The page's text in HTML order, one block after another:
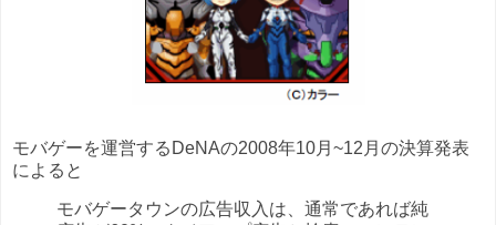
モバゲーを運営するDeNAの2008年10月~12月の決算発表
によると
モバゲータウンの広告収入は、通常であれば純